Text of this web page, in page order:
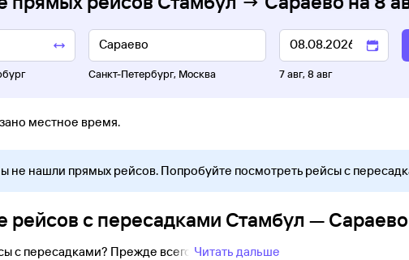
Санкт-Петербург, Москва 7 авг, 8 авг
местное время.
не нашли прямых рейсов. Попробуйте посмотреть рейсы с
рейсов с пересадками Стамбул — Сараево
с пересадками? Прежде всего Читать дальше